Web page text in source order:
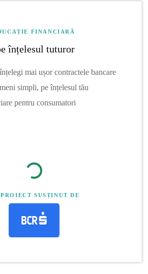
FINANCIARĂ
înțelesul tuturor
mai ușor contractele bancare
simpli, pe înțelesul tău
pentru consumatori
SUSȚINUT DE